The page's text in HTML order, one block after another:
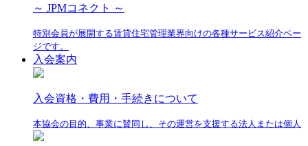
～ JPMコネクト ～
特別会員が展開する賃貸住宅管理業界向けの各種サービス紹介ペー
ジです。
入会案内
入会資格・費用・手続きについて
本協会の目的、事業に賛同し、その運営を支援する法人または個人